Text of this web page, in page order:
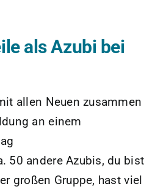
als Azubi bei
allen Neuen zusammen
an einem
50 andere Azubis, du bist
großen Gruppe, hast viel